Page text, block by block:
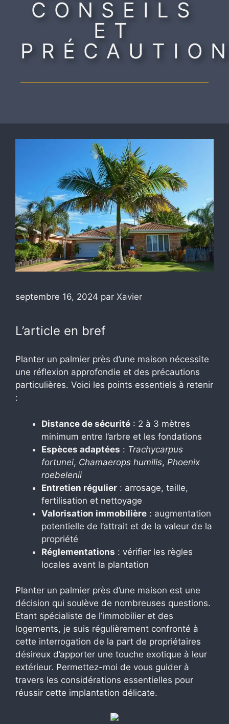
CONSEILS
ET
septembre 16, 2024 par Xavier
L’article en bref
Planter un palmier près d’une maison nécessite
une réflexion approfondie et des précautions
particulières. Voici les points essentiels à retenir
:
Distance de sécurité : 2 à 3 mètres
minimum entre l’arbre et les fondations
Espèces adaptées : Trachycarpus
fortunei, Chamaerops humilis, Phoenix
roebelenii
Entretien régulier : arrosage, taille,
fertilisation et nettoyage
Valorisation immobilière : augmentation
potentielle de l’attrait et de la valeur de la
propriété
Réglementations : vérifier les règles
locales avant la plantation
Planter un palmier près d’une maison est une
décision qui soulève de nombreuses questions.
Etant spécialiste de l’immobilier et des
logements, je suis régulièrement confronté à
cette interrogation de la part de propriétaires
désireux d’apporter une touche exotique à leur
extérieur. Permettez-moi de vous guider à
travers les considérations essentielles pour
réussir cette implantation délicate.